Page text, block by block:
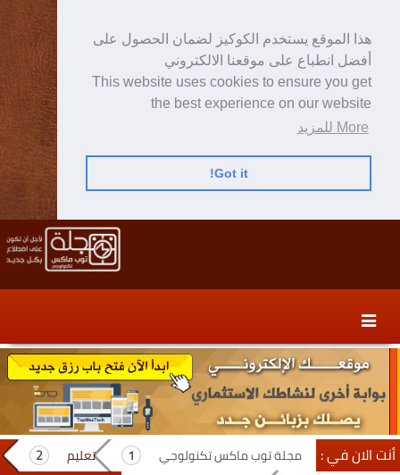
هذا الموقع يستخدم الكوكيز لضمان الحصول على
أفضل انطباع على موقعنا الالكتروني
This website uses cookies to ensure you get
the best experience on our website
More للمزيد
Got it!
content
secondary
content
أنت الان في : مجلة توب ماكس تكنولوجي
تعليم